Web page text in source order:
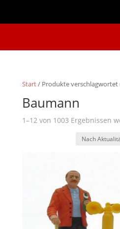
Start/ Produkte verschlagwortet
Baumann
1–12 von 1003 Ergebnissen